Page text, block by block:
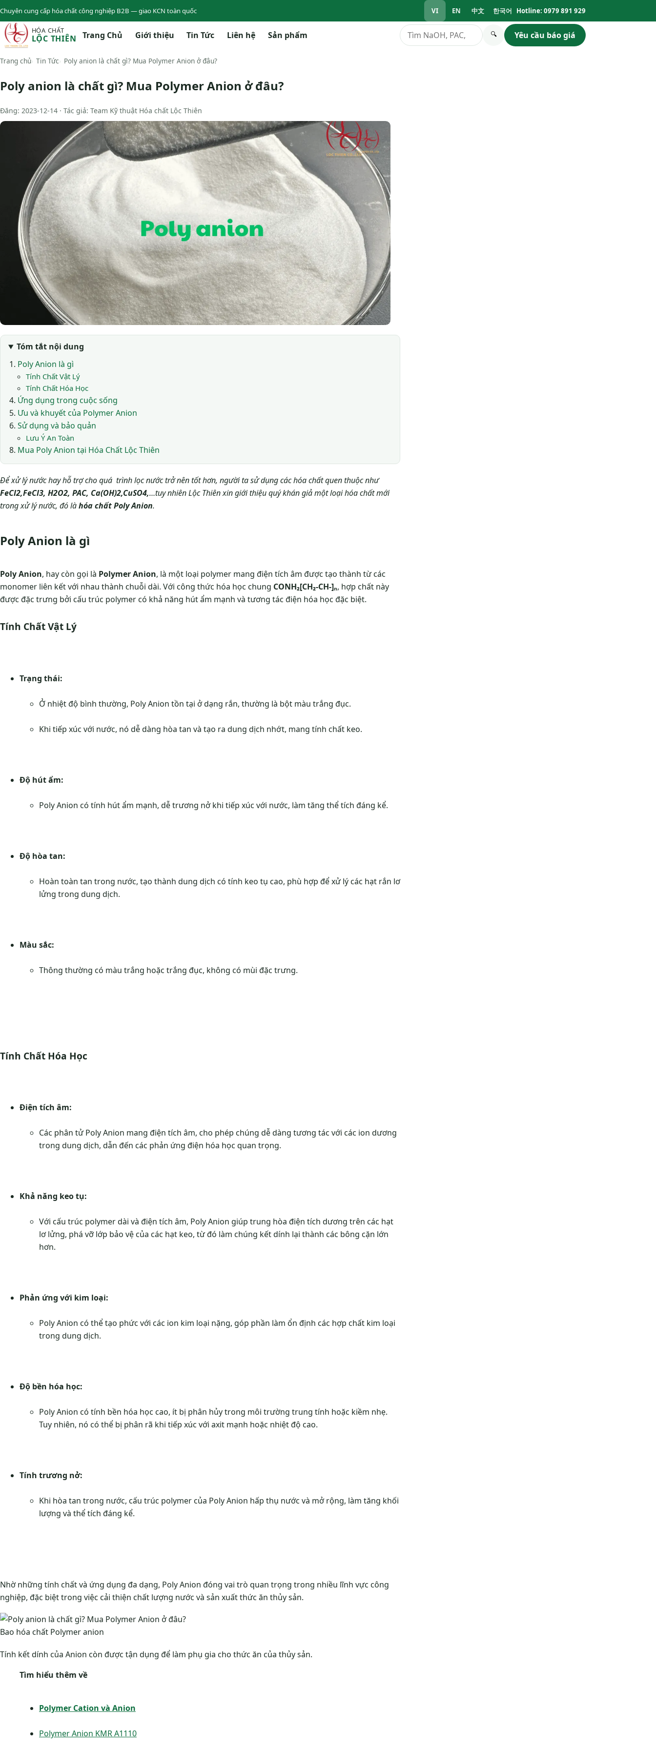
Chuyên cung cấp hóa chất công nghiệp B2B — giao KCN toàn quốc VI EN 中文 한국어 Hotline: 0979 891 929
HÓA CHẤT
LỘC THIÊN Trang Chủ Giới thiệu Tin Tức Liên hệ Sản phẩm Tìm kiếm 🔍 Yêu cầu báo giá
Trang chủ Tin Tức Poly anion là chất gì? Mua Polymer Anion ở đâu?
Poly anion là chất gì? Mua Polymer Anion ở đâu?
Đăng: 2023-12-14 · Tác giả: Team Kỹ thuật Hóa chất Lộc Thiên
Tóm tắt nội dung
Poly Anion là gì
Tính Chất Vật Lý
Tính Chất Hóa Học
Ứng dụng trong cuộc sống
Ưu và khuyết của Polymer Anion
Sử dụng và bảo quản
Lưu Ý An Toàn
Mua Poly Anion tại Hóa Chất Lộc Thiên
Để xử lý nước hay hỗ trợ cho quá trình lọc nước trở nên tốt hơn, người ta sử dụng các hóa chất quen thuộc như
FeCl2,FeCl3, H2O2, PAC, Ca(OH)2,CuSO4,…tuy nhiên Lộc Thiên xin giới thiệu quý khán giả một loại hóa chất mới
trong xử lý nước, đó làhóa chất Poly Anion.
Poly Anion là gì
Poly Anion, hay còn gọi là Polymer Anion, là một loại polymer mang điện tích âm được tạo thành từ các
monomer liên kết với nhau thành chuỗi dài. Với công thức hóa học chung CONH₂[CH₂-CH-]ₙ, hợp chất này
được đặc trưng bởi cấu trúc polymer có khả năng hút ẩm mạnh và tương tác điện hóa học đặc biệt.
Tính Chất Vật Lý
Trạng thái:
Ở nhiệt độ bình thường, Poly Anion tồn tại ở dạng rắn, thường là bột màu trắng đục.
Khi tiếp xúc với nước, nó dễ dàng hòa tan và tạo ra dung dịch nhớt, mang tính chất keo.
Độ hút ẩm:
Poly Anion có tính hút ẩm mạnh, dễ trương nở khi tiếp xúc với nước, làm tăng thể tích đáng kể.
Độ hòa tan:
Hoàn toàn tan trong nước, tạo thành dung dịch có tính keo tụ cao, phù hợp để xử lý các hạt rắn lơ
lửng trong dung dịch.
Màu sắc:
Thông thường có màu trắng hoặc trắng đục, không có mùi đặc trưng.
Tính Chất Hóa Học
Điện tích âm:
Các phân tử Poly Anion mang điện tích âm, cho phép chúng dễ dàng tương tác với các ion dương
trong dung dịch, dẫn đến các phản ứng điện hóa học quan trọng.
Khả năng keo tụ:
Với cấu trúc polymer dài và điện tích âm, Poly Anion giúp trung hòa điện tích dương trên các hạt
lơ lửng, phá vỡ lớp bảo vệ của các hạt keo, từ đó làm chúng kết dính lại thành các bông cặn lớn
hơn.
Phản ứng với kim loại:
Poly Anion có thể tạo phức với các ion kim loại nặng, góp phần làm ổn định các hợp chất kim loại
trong dung dịch.
Độ bền hóa học:
Poly Anion có tính bền hóa học cao, ít bị phân hủy trong môi trường trung tính hoặc kiềm nhẹ.
Tuy nhiên, nó có thể bị phân rã khi tiếp xúc với axit mạnh hoặc nhiệt độ cao.
Tính trương nở:
Khi hòa tan trong nước, cấu trúc polymer của Poly Anion hấp thụ nước và mở rộng, làm tăng khối
lượng và thể tích đáng kể.
Nhờ những tính chất và ứng dụng đa dạng, Poly Anion đóng vai trò quan trọng trong nhiều lĩnh vực công
nghiệp, đặc biệt trong việc cải thiện chất lượng nước và sản xuất thức ăn thủy sản.
Bao hóa chất Polymer anion
Tính kết dính của Anion còn được tận dụng để làm phụ gia cho thức ăn của thủy sản.
Tìm hiểu thêm về
Polymer Cation và Anion
Polymer Anion KMR A1110